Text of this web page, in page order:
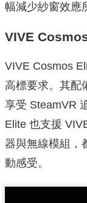
幅減少紗窗效應
VIVE
VIVE Cosmos
高標要求。其配
享受 SteamVR
Elite 也支援
器與無線模組，
動感受。